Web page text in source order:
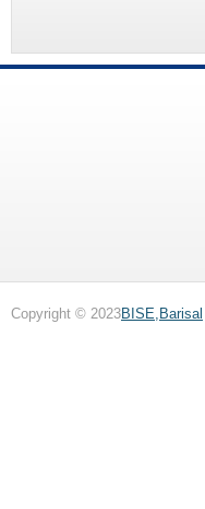
Copyright © 2023BISE,Barisal